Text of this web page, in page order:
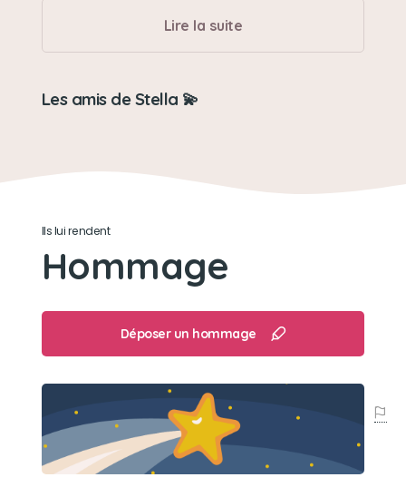
Toutes les balades étaient ses préférées !!
Douce, aimante, fidèle, intelligente et obéissante
Son frisbee orange
Son loisir préféré
Faire des longues balades dans le nature
Lire la suite
Les amis de Stella 💫
Ils lui rendent
Hommage
Déposer un hommage